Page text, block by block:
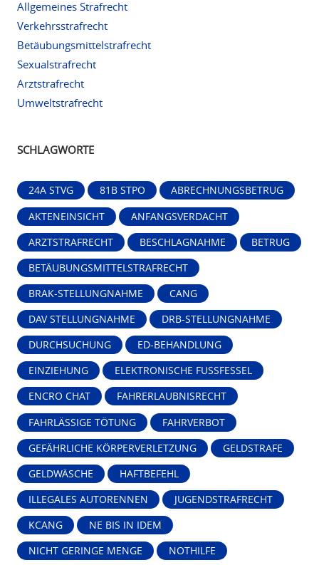
Allgemeines Strafrecht
Verkehrsstrafrecht
Betäubungsmittelstrafrecht
Sexualstrafrecht
Arztstrafrecht
Umweltstrafrecht
SCHLAGWORTE
24A STVG 81B STPO ABRECHNUNGSBETRUG
AKTENEINSICHT ANFANGSVERDACHT
ARZTSTRAFRECHT BESCHLAGNAHME BETRUG
BETÄUBUNGSMITTELSTRAFRECHT
BRAK-STELLUNGNAHME CANG
DAV STELLUNGNAHME DRB-STELLUNGNAHME
DURCHSUCHUNG ED-BEHANDLUNG
EINZIEHUNG ELEKTRONISCHE FUSSFESSEL
ENCRO CHAT FAHRERLAUBNISRECHT
FAHRLÄSSIGE TÖTUNG FAHRVERBOT
GEFÄHRLICHE KÖRPERVERLETZUNG GELDSTRAFE
GELDWÄSCHE HAFTBEFEHL
ILLEGALES AUTORENNEN JUGENDSTRAFRECHT
KCANG NE BIS IN IDEM
NICHT GERINGE MENGE NOTHILFE